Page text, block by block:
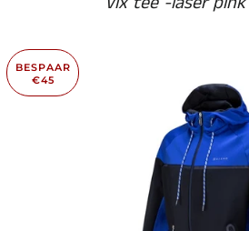
BESPAAR
€45